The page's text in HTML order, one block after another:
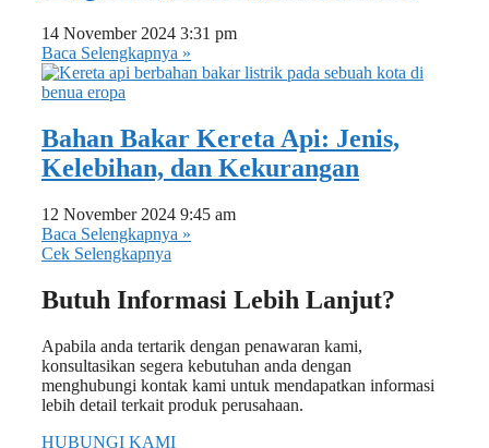
14 November 2024 3:31 pm
Baca Selengkapnya »
Bahan Bakar Kereta Api: Jenis,
Kelebihan, dan Kekurangan
12 November 2024 9:45 am
Baca Selengkapnya »
Cek Selengkapnya
Butuh Informasi Lebih Lanjut?
Apabila anda tertarik dengan penawaran kami,
konsultasikan segera kebutuhan anda dengan
menghubungi kontak kami untuk mendapatkan informasi
lebih detail terkait produk perusahaan.
HUBUNGI KAMI